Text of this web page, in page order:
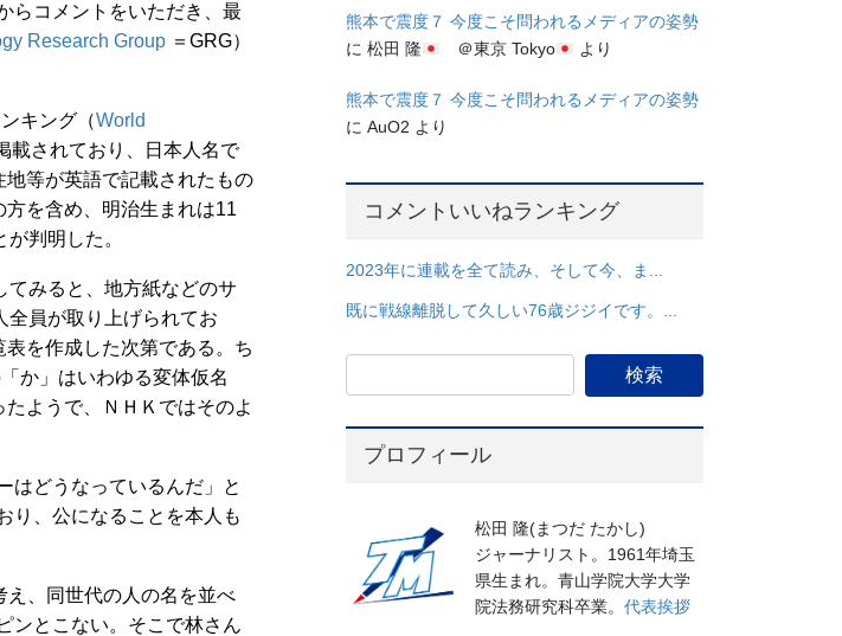
らコメントをいただき、最
Research Group ＝GRG）
キング（World
載されており、日本人名で
等が英語で記載されたもの
を含め、明治生まれは11
判明した。
みると、地方紙などのサ
全員が取り上げられてお
を作成した次第である。ち
か」はいわゆる変体仮名
たようで、ＮＨＫではそのよ
はどうなっているんだ」と
り、公になることを本人も
、同世代の人の名を並べ
ンとこない。そこで林さん
熊本で震度７ 今度こそ問われるメディアの姿勢
に松田 隆 ＠東京 Tokyo より
熊本で震度７ 今度こそ問われるメディアの姿勢
にAuO2 より
コメントいいねランキング
2023年に連載を全て読み、そして今、ま...
既に戦線離脱して久しい76歳ジジイです。...
プロフィール
松田 隆(まつだ たかし)
ジャーナリスト。1961年埼玉
県生まれ。青山学院大学大学
院法務研究科卒業。代表挨拶